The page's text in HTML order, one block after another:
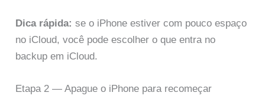
Dica rápida: se o iPhone estiver com pouco espaço
no iCloud, você pode escolher o que entra no
backup em iCloud.
Etapa 2 — Apague o iPhone para recomeçar